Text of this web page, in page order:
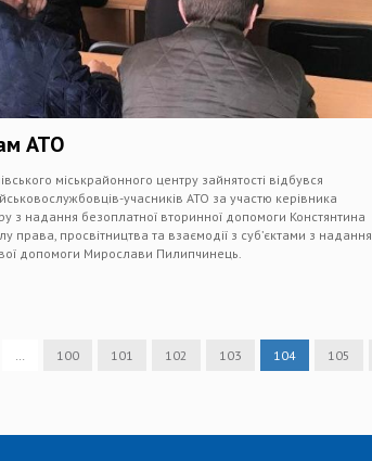
АТО
міськрайонного центру зайнятості відбувся
учасників АТО за участю керівника
з надання безоплатної вторинної допомоги Констянтина
права, просвітництва та взаємодії з суб’єктами з надання
допомоги Мирослави Пилипчинець.
100 101 102 103 104 105